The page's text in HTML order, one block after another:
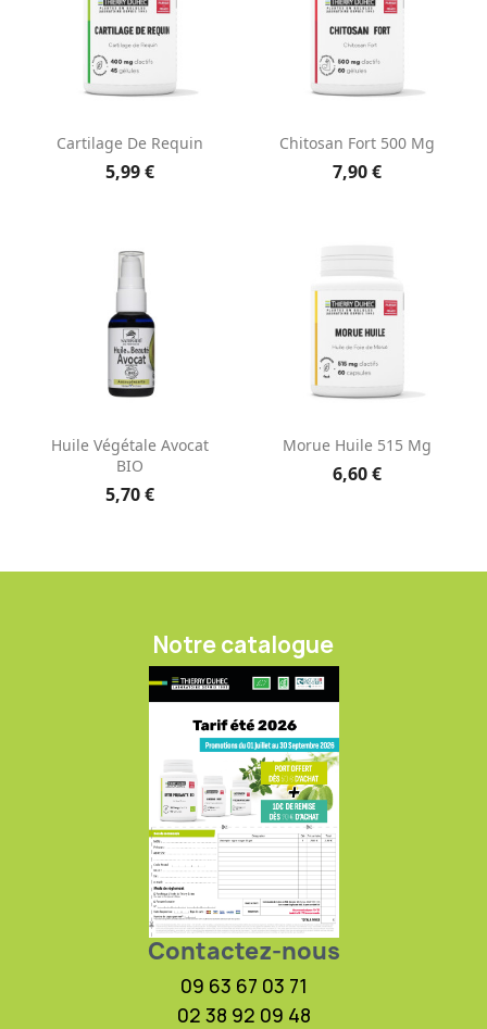
Cartilage De Requin
5,99 €
Chitosan Fort 500 Mg
7,90 €
Huile Végétale Avocat
BIO
5,70 €
Morue Huile 515 Mg
6,60 €
Notre catalogue
Contactez-nous
09 63 67 03 71
02 38 92 09 48